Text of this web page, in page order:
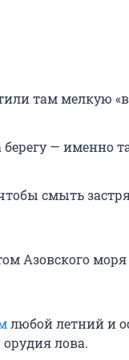
там мелкую
— именно
смыть
Азовского моря
любой летний и
лова.